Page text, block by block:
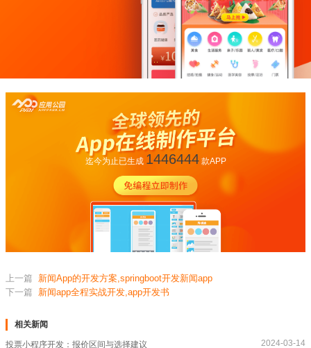
迄今为止已生成 1446444款APP
上一篇
新闻App的开发方案,springboot开发新闻app
下一篇
新闻app全程实战开发,app开发书
相关新闻
投票小程序开发：报价区间与选择建议 2024-03-14